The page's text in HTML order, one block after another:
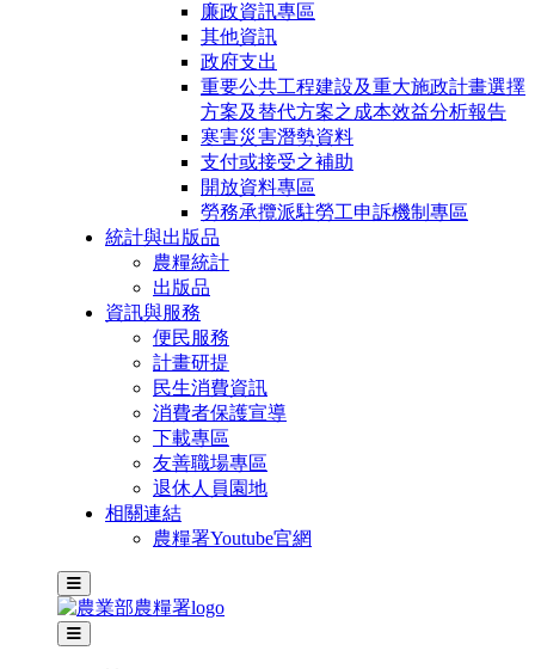
廉政資訊專區
其他資訊
政府支出
重要公共工程建設及重大施政計畫選擇
方案及替代方案之成本效益分析報告
寒害災害潛勢資料
支付或接受之補助
開放資料專區
勞務承攬派駐勞工申訴機制專區
統計與出版品
農糧統計
出版品
資訊與服務
便民服務
計畫研提
民生消費資訊
消費者保護宣導
下載專區
友善職場專區
退休人員園地
相關連結
農糧署Youtube官網
主選單
其他網站選單